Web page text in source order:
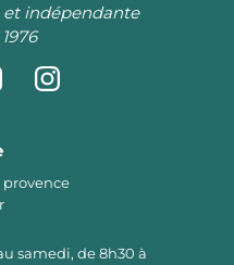
indépendante
provence
samedi, de 8h30 à